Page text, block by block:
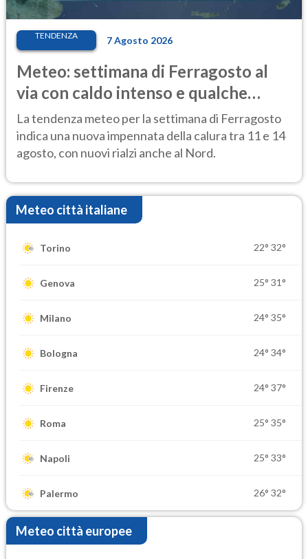
TENDENZA 7 Agosto 2026
Meteo: settimana di Ferragosto al
via con caldo intenso e qualche
temporale
La tendenza meteo per la settimana di Ferragosto
indica una nuova impennata della calura tra 11 e 14
agosto, con nuovi rialzi anche al Nord.
Meteo città italiane
Torino 22° 32°
Genova 25° 31°
Milano 24° 35°
Bologna 24° 34°
Firenze 24° 37°
Roma 25° 35°
Napoli 25° 33°
Palermo 26° 32°
Meteo città europee